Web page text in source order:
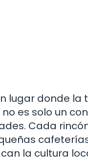
lugar donde la
no es solo un
Cada
la cultura